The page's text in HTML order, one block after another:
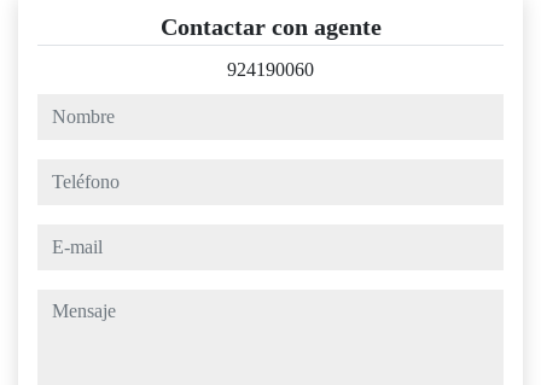
Contactar con agente
924190060
nombre
teléfono
e-mail
mensaje